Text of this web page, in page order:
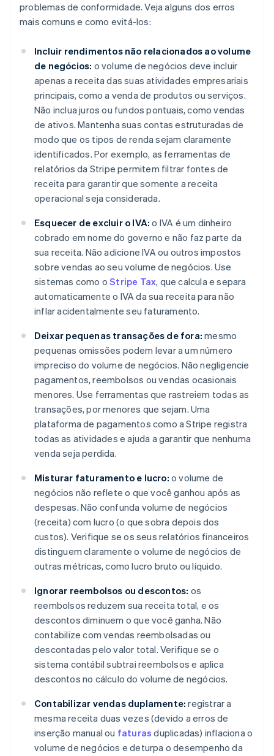
problemas de conformidade. Veja alguns dos erros
mais comuns e como evitá-los:
Incluir rendimentos não relacionados ao volume
de negócios: o volume de negócios deve incluir
apenas a receita das suas atividades empresariais
principais, como a venda de produtos ou serviços.
Não inclua juros ou fundos pontuais, como vendas
de ativos. Mantenha suas contas estruturadas de
modo que os tipos de renda sejam claramente
identificados. Por exemplo, as ferramentas de
relatórios da Stripe permitem filtrar fontes de
receita para garantir que somente a receita
operacional seja considerada.
Esquecer de excluir o IVA: o IVA é um dinheiro
cobrado em nome do governo e não faz parte da
sua receita. Não adicione IVA ou outros impostos
sobre vendas ao seu volume de negócios. Use
sistemas como oStripe Tax, que calcula e separa
automaticamente o IVA da sua receita para não
inflar acidentalmente seu faturamento.
Deixar pequenas transações de fora: mesmo
pequenas omissões podem levar a um número
impreciso do volume de negócios. Não negligencie
pagamentos, reembolsos ou vendas ocasionais
menores. Use ferramentas que rastreiem todas as
transações, por menores que sejam. Uma
plataforma de pagamentos como a Stripe registra
todas as atividades e ajuda a garantir que nenhuma
venda seja perdida.
Misturar faturamento e lucro: o volume de
negócios não reflete o que você ganhou após as
despesas. Não confunda volume de negócios
(receita) com lucro (o que sobra depois dos
custos). Verifique se os seus relatórios financeiros
distinguem claramente o volume de negócios de
outras métricas, como lucro bruto ou líquido.
Ignorar reembolsos ou descontos: os
reembolsos reduzem sua receita total, e os
descontos diminuem o que você ganha. Não
contabilize com vendas reembolsadas ou
descontadas pelo valor total. Verifique se o
sistema contábil subtrai reembolsos e aplica
descontos no cálculo do volume de negócios.
Contabilizar vendas duplamente: registrar a
mesma receita duas vezes (devido a erros de
inserção manual ou faturas duplicadas) inflaciona o
volume de negócios e deturpa o desempenho da